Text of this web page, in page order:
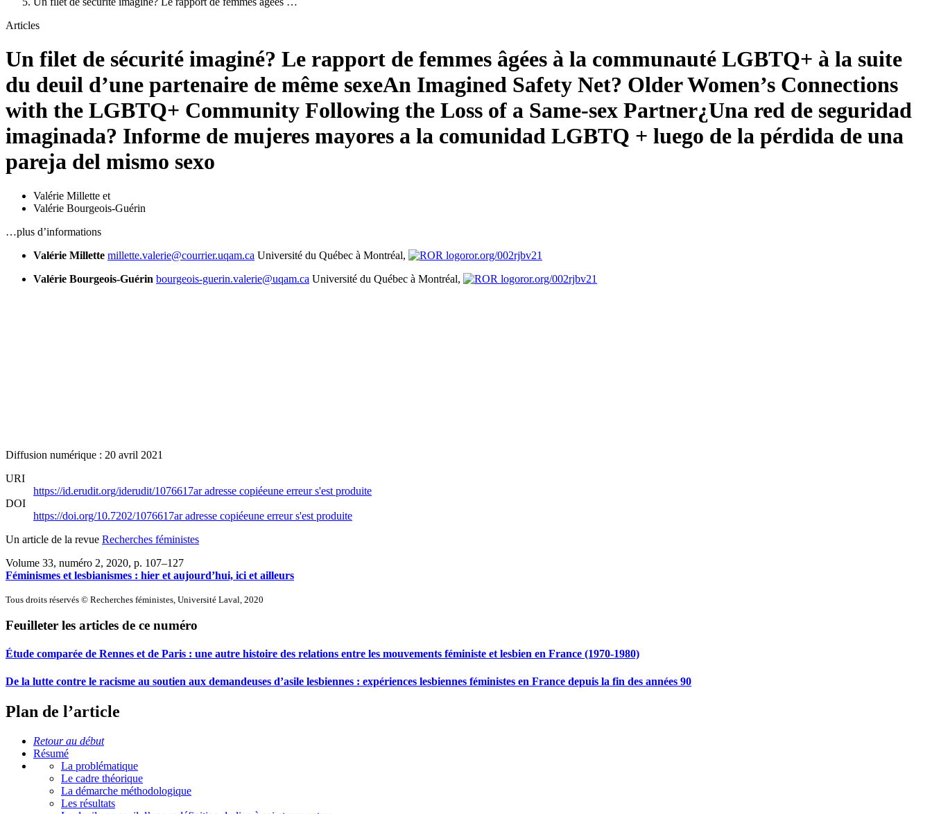
Articles
Un filet de sécurité imaginé? Le rapport de femmes âgées à la communauté LGBTQ+ à la suite
du deuil d’une partenaire de même sexeAn Imagined Safety Net? Older Women’s Connections
with the LGBTQ+ Community Following the Loss of a Same-sex Partner¿Una red de seguridad
imaginada? Informe de mujeres mayores a la comunidad LGBTQ + luego de la pérdida de una
pareja del mismo sexo
Valérie Millette et
Valérie Bourgeois-Guérin
…plus d’informations
Valérie Millette millette.valerie@courrier.uqam.ca Université du Québec à Montréal,
ror.org/002rjbv21
Valérie Bourgeois-Guérin bourgeois-guerin.valerie@uqam.ca Université du Québec à Montréal, ror.org/002rjbv21
Diffusion numérique : 20 avril 2021
URI
https://id.erudit.org/iderudit/1076617aradresse copiéeune erreur s'est produite
DOI
https://doi.org/10.7202/1076617aradresse copiéeune erreur s'est produite
Un article de la revue Recherches féministes
Volume 33, numéro 2, 2020, p. 107–127
Féminismes et lesbianismes : hier et aujourd’hui, ici et ailleurs
Tous droits réservés © Recherches féministes, Université Laval, 2020
Feuilleter les articles de ce numéro
Étude comparée de Rennes et de Paris : une autre histoire des relations entre les mouvements féministe et lesbien en France (1970-1980)
De la lutte contre le racisme au soutien aux demandeuses d’asile lesbiennes : expériences lesbiennes féministes en France depuis la fin des années 90
Plan de l’article
Retour au début
Résumé
La problématique
Le cadre théorique
La démarche méthodologique
Les résultats